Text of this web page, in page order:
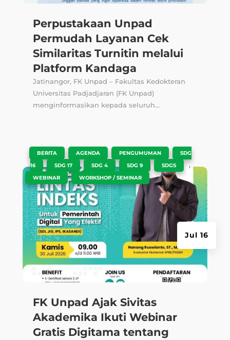
Perpustakaan Unpad
Permudah Layanan Cek
Similaritas Turnitin melalui
Platform Kandaga
Jatinangor, FK Unpad – Fakultas Kedokteran
Universitas Padjadjaran (FK Unpad)
menginformasikan kepada seluruh...
FK Unpad Ajak Sivitas
Akademika Ikuti Webinar
Gratis Digitama tentang
Jul 16
BERITA AGENDA PENGUMUMAN
SDG
16
SDG 17 SDG 4 SDG 9 SDGS ,
WEBINAR WORKSHOP / SEMINAR